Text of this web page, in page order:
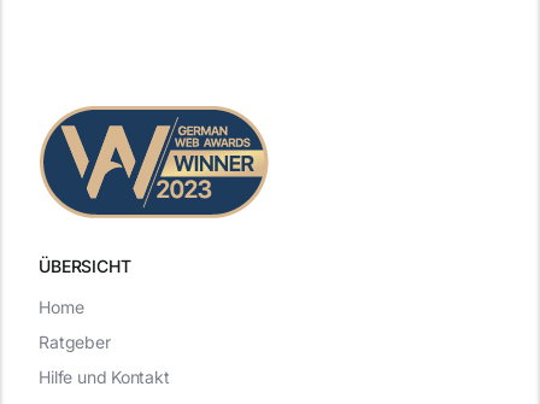
ÜBERSICHT
Home
Ratgeber
Hilfe und Kontakt